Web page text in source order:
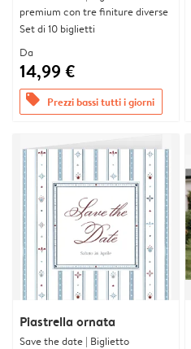
premium con tre finiture diverse
Set di 10 biglietti
Da
14,99 €
offers Prezzi bassi tutti i giorni
Piastrella ornata
Save the date | Biglietto